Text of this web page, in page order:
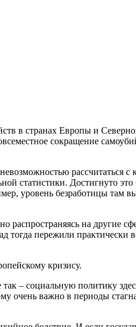
в странах Европы и
сокращение
рассчитаться
статистики. Достигнуто
уровень безработицы там
на другие
тогда пережили практически
кризису.
– социальную политику
очень важно в периоды